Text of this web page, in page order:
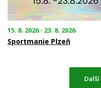
15. 8. 2026 - 23. 8. 2026
Sportmanie Plzeň